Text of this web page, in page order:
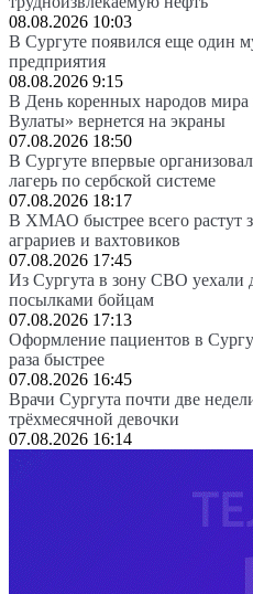
08.08.2026 10:03
В Сургуте появился еще один
предприятия
08.08.2026 9:15
В День коренных народов
Вулаты» вернется на экраны
07.08.2026 18:50
В Сургуте впервые
лагерь по сербской системе
07.08.2026 18:17
В ХМАО быстрее всего растут
аграриев и вахтовиков
07.08.2026 17:45
Из Сургута в зону СВО уехали
посылками бойцам
07.08.2026 17:13
Оформление пациентов в
раза быстрее
07.08.2026 16:45
Врачи Сургута почти две
трёхмесячной девочки
07.08.2026 16:14